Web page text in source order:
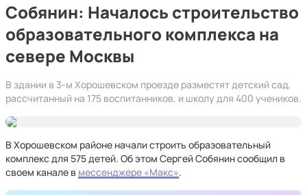
Собянин: Началось строительство
образовательного комплекса на
севере Москвы
В здании в 3-м Хорошевском проезде разместят детский сад,
рассчитанный на 175 воспитанников, и школу для 400 учеников.
В Хорошевском районе начали строить образовательный
комплекс для 575 детей. Об этом Сергей Собянин сообщил в
своем канале в мессенджере «Макс».